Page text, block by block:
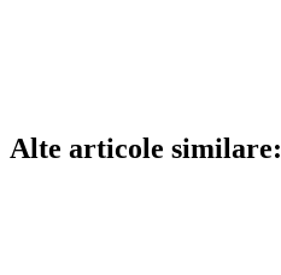
Alte articole similare: